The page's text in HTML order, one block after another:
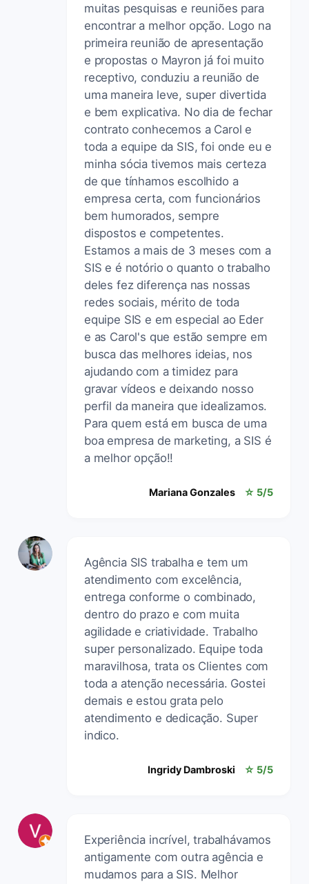
muitas pesquisas e reuniões para
encontrar a melhor opção. Logo na
primeira reunião de apresentação
e propostas o Mayron já foi muito
receptivo, conduziu a reunião de
uma maneira leve, super divertida
e bem explicativa. No dia de fechar
contrato conhecemos a Carol e
toda a equipe da SIS, foi onde eu e
minha sócia tivemos mais certeza
de que tínhamos escolhido a
empresa certa, com funcionários
bem humorados, sempre
dispostos e competentes.
Estamos a mais de 3 meses com a
SIS e é notório o quanto o trabalho
deles fez diferença nas nossas
redes sociais, mérito de toda
equipe SIS e em especial ao Eder
e as Carol's que estão sempre em
busca das melhores ideias, nos
ajudando com a timidez para
gravar vídeos e deixando nosso
perfil da maneira que idealizamos.
Para quem está em busca de uma
boa empresa de marketing, a SIS é
a melhor opção!!
Mariana Gonzales ☆ 5/5
Agência SIS trabalha e tem um
atendimento com excelência,
entrega conforme o combinado,
dentro do prazo e com muita
agilidade e criatividade. Trabalho
super personalizado. Equipe toda
maravilhosa, trata os Clientes com
toda a atenção necessária. Gostei
demais e estou grata pelo
atendimento e dedicação. Super
indico.
Ingridy Dambroski ☆ 5/5
Experiência incrível, trabalhávamos
antigamente com outra agência e
mudamos para a SIS. Melhor